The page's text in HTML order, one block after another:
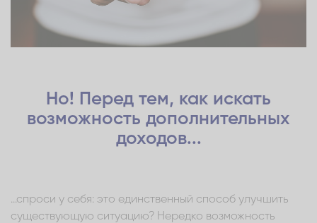
Но! Перед тем, как искать
возможность дополнительных
доходов...
...спроси у себя: это единственный способ улучшить
существующую ситуацию? Нередко возможность